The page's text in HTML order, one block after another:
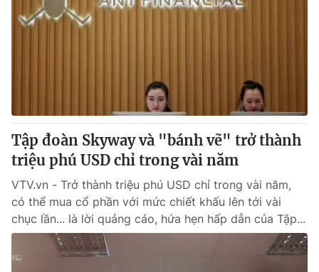
Tập đoàn Skyway và "bánh vẽ" trở thành
triệu phú USD chỉ trong vài năm
VTV.vn - Trở thành triệu phú USD chỉ trong vài năm,
có thể mua cổ phần với mức chiết khấu lên tới vài
chục lần... là lời quảng cáo, hứa hẹn hấp dẫn của Tập...